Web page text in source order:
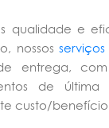
qualidade e
nossos
entrega,
de última
custo/